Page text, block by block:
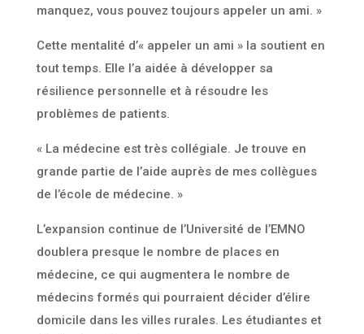
manquez, vous pouvez toujours appeler un ami. »
Cette mentalité d’« appeler un ami » la soutient en
tout temps. Elle l’a aidée à développer sa
résilience personnelle et à résoudre les
problèmes de patients.
« La médecine est très collégiale. Je trouve en
grande partie de l’aide auprès de mes collègues
de l’école de médecine. »
L’expansion continue de l’Université de l’EMNO
doublera presque le nombre de places en
médecine, ce qui augmentera le nombre de
médecins formés qui pourraient décider d’élire
domicile dans les villes rurales. Les étudiantes et